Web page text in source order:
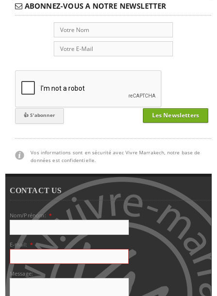
ABONNEZ-VOUS A NOTRE NEWSLETTER
Les Newsletters
Vos informations sont en sécurité avec Vivre Marrakech, notre base de
données est confidentielle.
CONTACT US
Nom/Prénom: *
E-mail: *
Message: